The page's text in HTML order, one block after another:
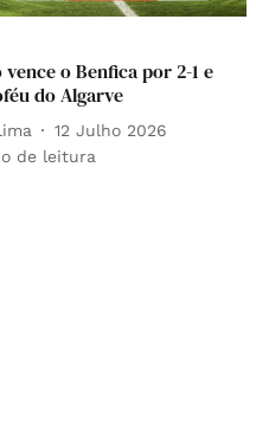
vence o Benfica por 2-1 e
do Algarve
12 Julho 2026
de leitura